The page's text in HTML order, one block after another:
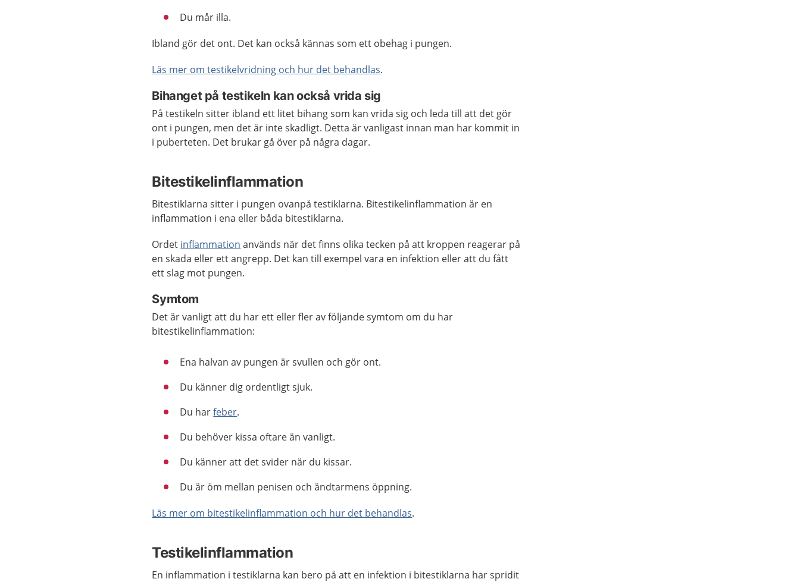
Du mår illa.
Ibland gör det ont. Det kan också kännas som ett obehag i pungen.
Läs mer om testikelvridning och hur det behandlas.
Bihanget på testikeln kan också vrida sig
På testikeln sitter ibland ett litet bihang som kan vrida sig och leda till att det gör
ont i pungen, men det är inte skadligt. Detta är vanligast innan man har kommit in
i puberteten. Det brukar gå över på några dagar.
Bitestikelinflammation
Bitestiklarna sitter i pungen ovanpå testiklarna. Bitestikelinflammation är en
inflammation i ena eller båda bitestiklarna.
Ordet inflammation används när det finns olika tecken på att kroppen reagerar på
en skada eller ett angrepp. Det kan till exempel vara en infektion eller att du fått
ett slag mot pungen.
Symtom
Det är vanligt att du har ett eller fler av följande symtom om du har
bitestikelinflammation:
Ena halvan av pungen är svullen och gör ont.
Du känner dig ordentligt sjuk.
Du harfeber.
Du behöver kissa oftare än vanligt.
Du känner att det svider när du kissar.
Du är öm mellan penisen och ändtarmens öppning.
Läs mer om bitestikelinflammation och hur det behandlas.
Testikelinflammation
En inflammation i testiklarna kan bero på att en infektion i bitestiklarna har spridit